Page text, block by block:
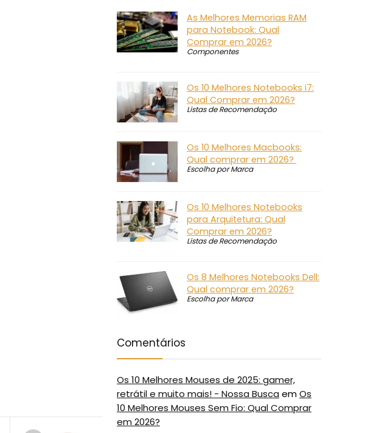
As Melhores Memorias RAM
para Notebook: Qual
Comprar em 2026?
Componentes
Os 10 Melhores Notebooks i7:
Qual Comprar em 2026?
Listas de Recomendação
Os 10 Melhores Macbooks:
Qual comprar em 2026?
Escolha por Marca
Os 10 Melhores Notebooks
para Arquitetura: Qual
Comprar em 2026?
Listas de Recomendação
Os 8 Melhores Notebooks Dell:
Qual comprar em 2026?
Escolha por Marca
Comentários
Os 10 Melhores Mouses de 2025: gamer,
retrátil e muito mais! - Nossa Busca emOs
10 Melhores Mouses Sem Fio: Qual Comprar
em 2026?